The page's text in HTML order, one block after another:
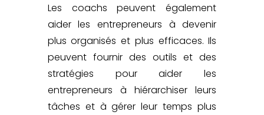
Les coachs peuvent également
aider les entrepreneurs à devenir
plus organisés et plus efficaces. Ils
peuvent fournir des outils et des
stratégies pour aider les
entrepreneurs à hiérarchiser leurs
tâches et à gérer leur temps plus